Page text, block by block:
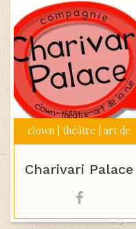
clown | théâtre | art de
Charivari Palace